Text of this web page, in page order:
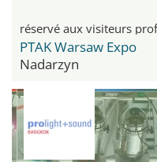
réservé aux visiteurs
PTAK Warsaw Expo
Nadarzyn